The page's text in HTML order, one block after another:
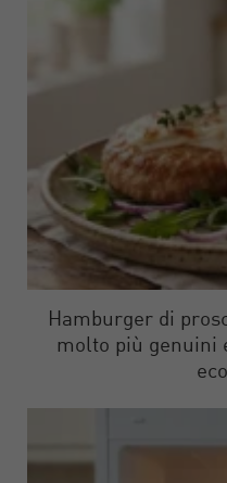
Hamburger di
molto più genuini